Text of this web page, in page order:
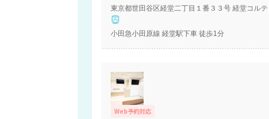
東京都世田谷区経堂二丁目１番３３号 経堂コル
小田急小田原線 経堂駅下車 徒歩1分
Web予約対応